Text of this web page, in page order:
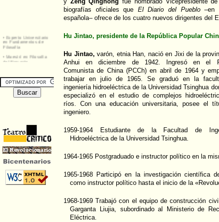
biografías oficiales que El Diario del Pueblo–en
española– ofrece de los cuatro nuevos dirigentes del
Hu Jintao, presidente de la República Popular
Hu Jintao, varón, etnia Han, nació en Jixi de la
Anhui en diciembre de 1942. Ingresó en el
Comunista de China (PCCh) en abril de 1964 y
trabajar en julio de 1965. Se graduó en la
ingeniería hidroeléctrica de la Universidad Tsinghua
especializó en el estudio de complejos
ríos. Con una educación universitaria, posee el
ingeniero.
1959-1964 Estudiante de la Facultad de
Hidroeléctrica de la Universidad Tsinghua.
1964-1965 Postgraduado e instructor político en la
1965-1968 Participó en la investigación científica
como instructor político hasta el inicio de la
1968-1969 Trabajó con el equipo de construcción
Garganta Liujia, subordinado al Ministerio de
Eléctrica.